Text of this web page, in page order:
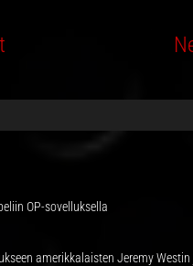
OP-sovelluksella
amerikkalaisten Jeremy Westin